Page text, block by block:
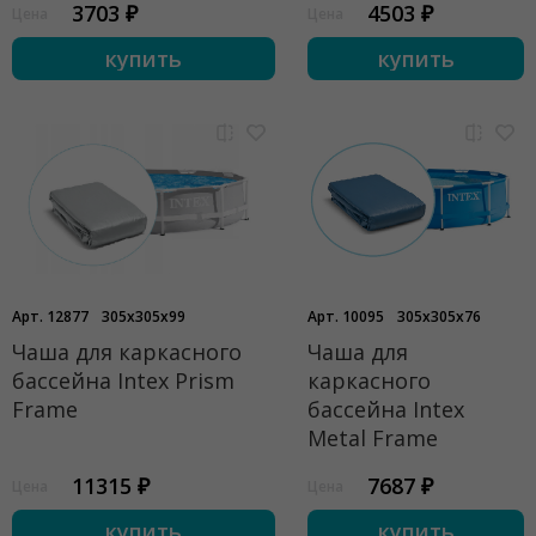
3703 ₽
купить
4503 ₽
купить
Арт. 12877 305x305x99
Чаша для каркасного
бассейна Intex Prism
Frame
11315 ₽
Арт. 10095 305x305x76
Чаша для
каркасного
бассейна Intex
Metal Frame
7687 ₽